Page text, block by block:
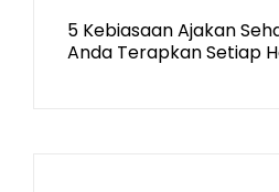
5 Kebiasaan Ajakan
Anda Terapkan Setiap